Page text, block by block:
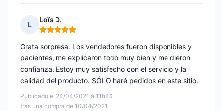
L
Loïs D.
Nota: 5 de 5
Publicado el 24/04/2021 à 11h46
tras una compra de 10/04/2021
Grata sorpresa. Los vendedores fueron disponibles y
pacientes, me explicaron todo muy bien y me dieron
confianza. Estoy muy satisfecho con el servicio y la
calidad del producto. SÓLO haré pedidos en este sitio.